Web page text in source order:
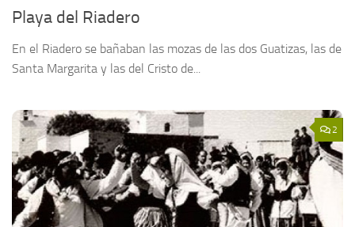
Playa del Riadero
En el Riadero se bañaban las mozas de las dos Guatizas, las de
Santa Margarita y las del Cristo de...
2